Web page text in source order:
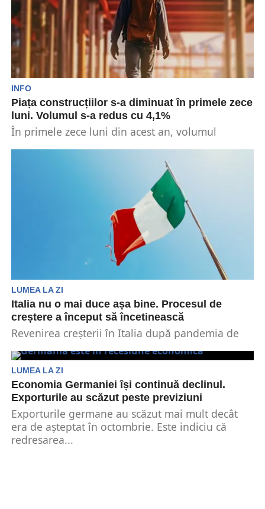
INFO
Piața construcțiilor s-a diminuat în primele zece
luni. Volumul s-a redus cu 4,1%
În primele zece luni din acest an, volumul
LUMEA LA ZI
Italia nu o mai duce așa bine. Procesul de
creștere a început să încetinească
Revenirea creșterii în Italia după pandemia de
preconiza,...
LUMEA LA ZI
Economia Germaniei își continuă declinul.
Exporturile au scăzut peste previziuni
Exporturile germane au scăzut mai mult decât
era de așteptat în octombrie. Este indiciu că
redresarea...